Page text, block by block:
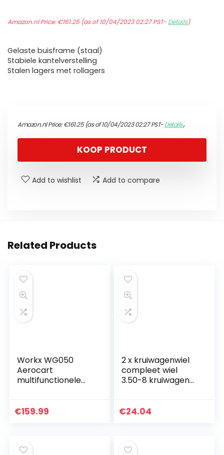
Amazon.nl Price:€161.25(as of 10/04/2023 02:27 PST- Details)
Gelaste buisframe (staal)
Stabiele kantelverstelling
Stalen lagers met rollagers
Amazon.nl Price:€161.25(as of 10/04/2023 02:27 PST-Details)
KOOP PRODUCT
Add to wishlist Add to compare
Related Products
Workx WG050
Aerocart
multifunctionele
steekwagen met
€159.99
2 x kruiwagenwiel
compleet wiel
3.50-8 kruiwagen
€24.04